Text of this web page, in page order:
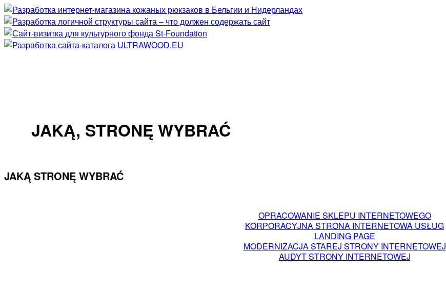
JAKĄ, STRONĘ WYBRAĆ
JAKĄ STRONĘ WYBRAĆ
OPRACOWANIE SKLEPU INTERNETOWEGO
KORPORACYJNA STRONA INTERNETOWA USŁUG
LANDING PAGE
MODERNIZACJA STAREJ STRONY INTERNETOWEJ
AUDYT STRONY INTERNETOWEJ